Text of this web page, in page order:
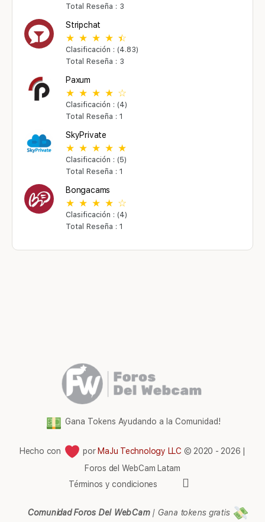
Total Reseña : 3
Stripchat
Clasificación : (4.83)
Total Reseña : 3
Paxum
Clasificación : (4)
Total Reseña : 1
SkyPrivate
Clasificación : (5)
Total Reseña : 1
Bongacams
Clasificación : (4)
Total Reseña : 1
Gana Tokens Ayudando a la Comunidad!
Hecho con por MaJu Technology LLC © 2020 - 2026 |
Foros del WebCam Latam
Términos y condiciones
Comunidad Foros Del WebCam| Gana tokens gratis